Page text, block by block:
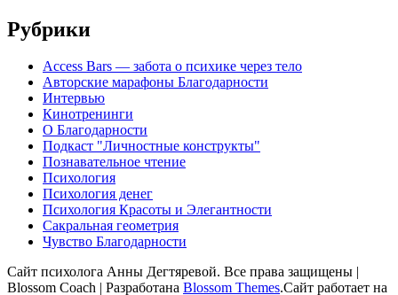
Рубрики
Access Bars — забота о психике через тело
Авторские марафоны Благодарности
Интервью
Кинотренинги
О Благодарности
Подкаст "Личностные конструкты"
Познавательное чтение
Психология
Психология денег
Психология Красоты и Элегантности
Сакральная геометрия
Чувство Благодарности
Сайт психолога Анны Дегтяревой. Все права защищены |
Blossom Coach | Разработана Blossom Themes.Сайт работает на